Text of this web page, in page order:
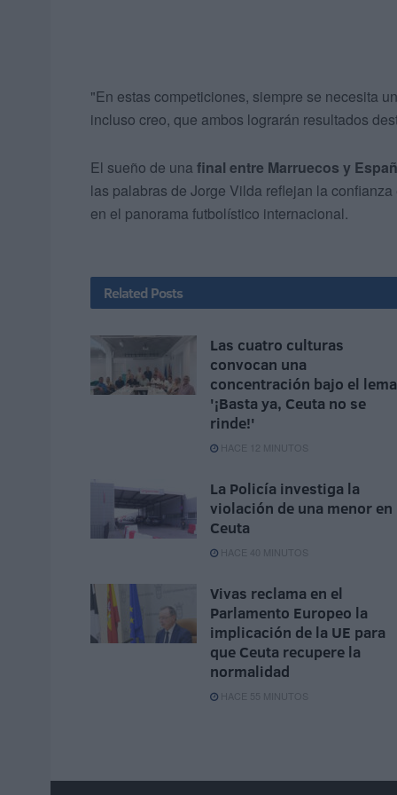
"En estas competiciones, siempre se necesita
incluso creo, que ambos lograrán resultados
El sueño de una final entre Marruecos y
las palabras de Jorge Vilda reflejan la
en el panorama futbolístico internacional.
Related Posts
Las cuatro culturas
convocan una
concentración bajo el lema
'¡Basta ya, Ceuta no se
rinde!'
HACE 12 MINUTOS
La Policía investiga la
violación de una menor en
Ceuta
HACE 40 MINUTOS
Vivas reclama en el
Parlamento Europeo la
implicación de la UE para
que Ceuta recupere la
normalidad
HACE 55 MINUTOS